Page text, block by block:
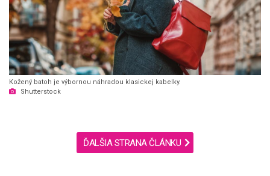
Kožený batoh je výbornou náhradou klasickej kabelky.
Shutterstock
ĎALŠIA STRANA ČLÁNKU